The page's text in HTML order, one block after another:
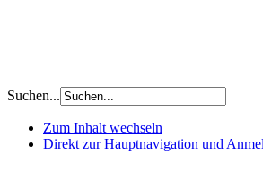
Suchen...
Zum Inhalt wechseln
Direkt zur Hauptnavigation und